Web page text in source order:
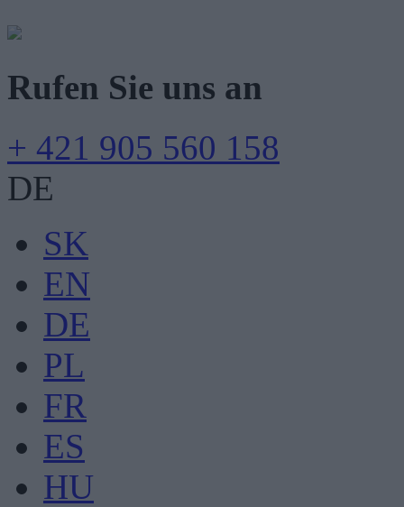
Rufen Sie uns an
+ 421 905 560 158
DE
SK
EN
DE
PL
FR
ES
HU